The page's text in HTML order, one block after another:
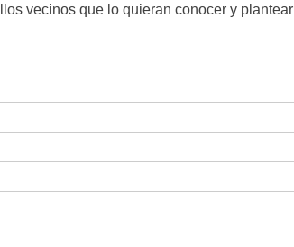
vecinos que lo quieran conocer y plantear